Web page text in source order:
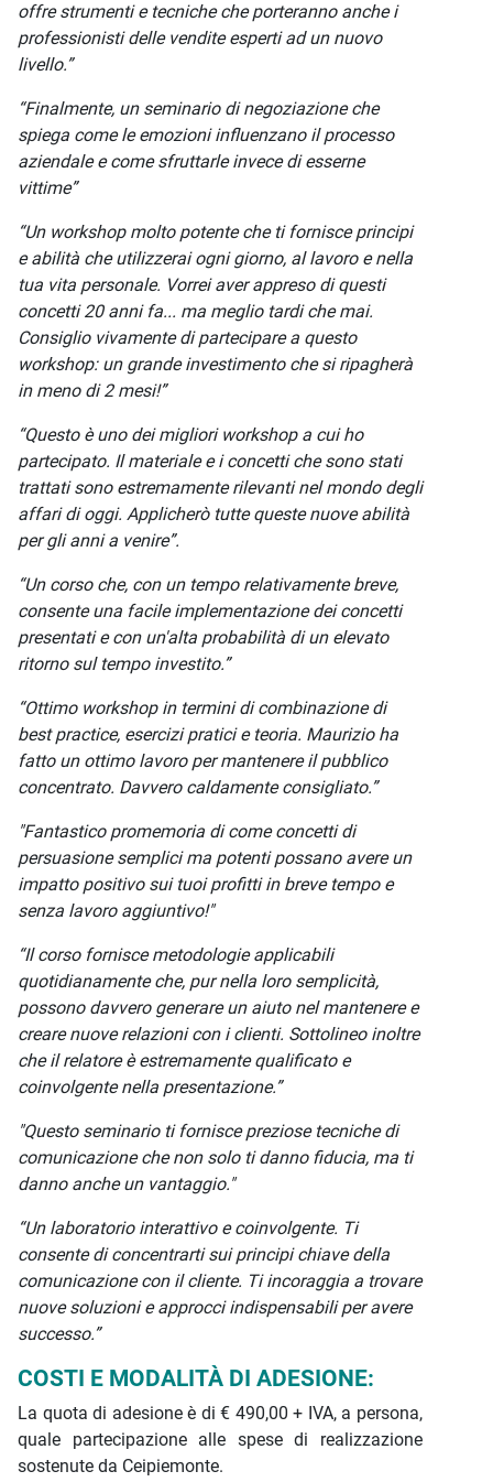
offre strumenti e tecniche che porteranno anche i
professionisti delle vendite esperti ad un nuovo
livello.”
“Finalmente, un seminario di negoziazione che
spiega come le emozioni influenzano il processo
aziendale e come sfruttarle invece di esserne
vittime”
“Un workshop molto potente che ti fornisce principi
e abilità che utilizzerai ogni giorno, al lavoro e nella
tua vita personale. Vorrei aver appreso di questi
concetti 20 anni fa... ma meglio tardi che mai.
Consiglio vivamente di partecipare a questo
workshop: un grande investimento che si ripagherà
in meno di 2 mesi!”
“Questo è uno dei migliori workshop a cui ho
partecipato. Il materiale e i concetti che sono stati
trattati sono estremamente rilevanti nel mondo degli
affari di oggi. Applicherò tutte queste nuove abilità
per gli anni a venire”.
“Un corso che, con un tempo relativamente breve,
consente una facile implementazione dei concetti
presentati e con un'alta probabilità di un elevato
ritorno sul tempo investito.”
“Ottimo workshop in termini di combinazione di
best practice, esercizi pratici e teoria. Maurizio ha
fatto un ottimo lavoro per mantenere il pubblico
concentrato. Davvero caldamente consigliato.”
"Fantastico promemoria di come concetti di
persuasione semplici ma potenti possano avere un
impatto positivo sui tuoi profitti in breve tempo e
senza lavoro aggiuntivo!"
“Il corso fornisce metodologie applicabili
quotidianamente che, pur nella loro semplicità,
possono davvero generare un aiuto nel mantenere e
creare nuove relazioni con i clienti. Sottolineo inoltre
che il relatore è estremamente qualificato e
coinvolgente nella presentazione.”
"Questo seminario ti fornisce preziose tecniche di
comunicazione che non solo ti danno fiducia, ma ti
danno anche un vantaggio."
“Un laboratorio interattivo e coinvolgente. Ti
consente di concentrarti sui principi chiave della
comunicazione con il cliente. Ti incoraggia a trovare
nuove soluzioni e approcci indispensabili per avere
successo.”
COSTI E MODALITÀ DI ADESIONE:
La quota di adesione è di € 490,00 + IVA, a persona,
quale partecipazione alle spese di realizzazione
sostenute da Ceipiemonte.